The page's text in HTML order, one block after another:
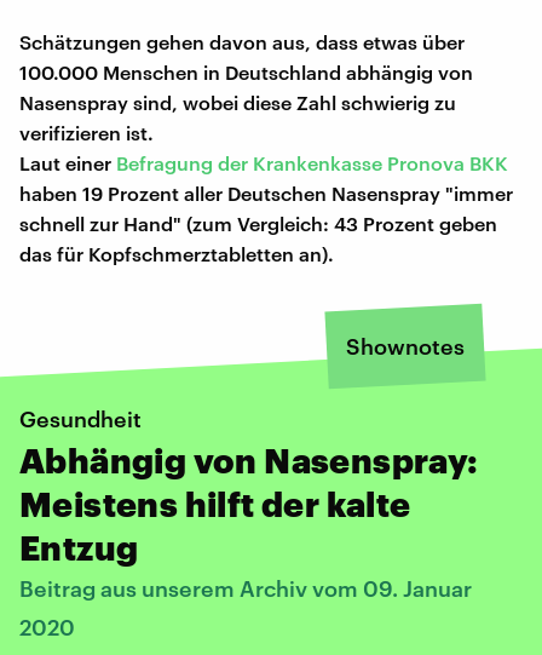
Schätzungen gehen davon aus, dass etwas über
100.000 Menschen in Deutschland abhängig von
Nasenspray sind, wobei diese Zahl schwierig zu
verifizieren ist.
Laut einer Befragung der Krankenkasse Pronova BKK
haben 19 Prozent aller Deutschen Nasenspray "immer
schnell zur Hand" (zum Vergleich: 43 Prozent geben
das für Kopfschmerztabletten an).
Shownotes
Gesundheit
Abhängig von Nasenspray:
Meistens hilft der kalte
Entzug
Beitrag aus unserem Archiv vom 09. Januar
2020